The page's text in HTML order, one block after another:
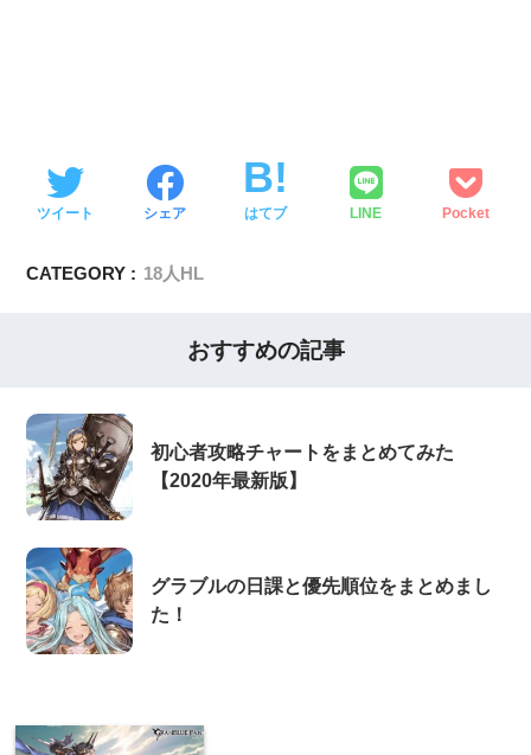
ツイート シェア はてブ LINE Pocket
CATEGORY : 18人HL
おすすめの記事
初心者攻略チャートをまとめてみた
【2020年最新版】
グラブルの日課と優先順位をまとめまし
た！